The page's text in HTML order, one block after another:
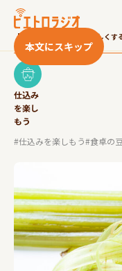
「いただきます！」をたのしく
本文にスキップ
ふきの下処理の手
も紹介！
仕込み
を楽し
もう
#仕込みを楽しもう#食卓の